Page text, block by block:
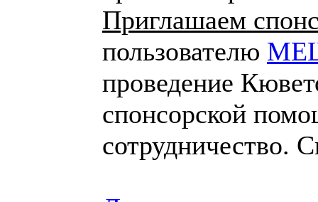
Приглашаем
пользователю
проведение
cпонсорской
сотрудничество.